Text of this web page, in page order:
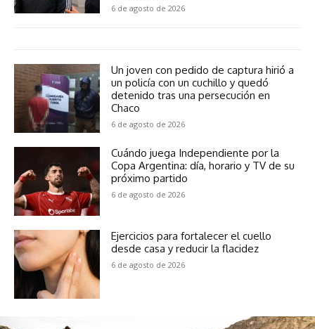
6 de agosto de 2026
Un joven con pedido de captura hirió a
un policía con un cuchillo y quedó
detenido tras una persecución en
Chaco
6 de agosto de 2026
Cuándo juega Independiente por la
Copa Argentina: día, horario y TV de su
próximo partido
6 de agosto de 2026
Ejercicios para fortalecer el cuello
desde casa y reducir la flacidez
6 de agosto de 2026